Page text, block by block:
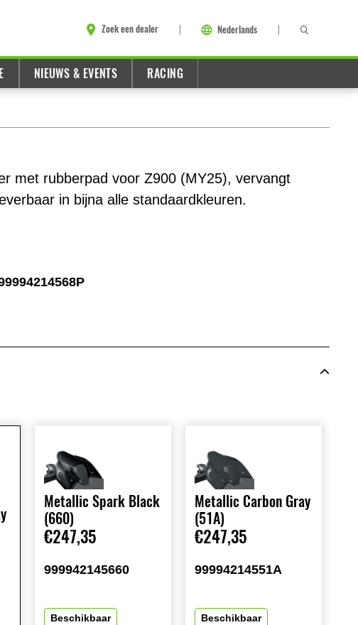
Zoek een dealer Nederlands
NIEUWS & EVENTS RACING
met rubberpad voor Z900 (MY25), vervangt
in bijna alle standaardkleuren.
Metallic Spark Black
(660)
€247,35
999942145660
Beschikbaar
Metallic Carbon Gray
(51A)
€247,35
99994214551A
Beschikbaar